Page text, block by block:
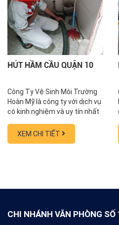
HÚT HẦM CẦU QUẬN 10
Công Ty Vệ Sinh Môi Trường
Hoàn Mỹ là công ty với dịch vụ
có kinh nghiệm và uy tín nhất
cầu, thông cống nghẹt, thông
tắc bồn cầu, sửa nhà vệ sinh
khách hàng hộ dân, nhà hàng,
XEM CHI TIẾT
CHI NHÁNH VĂN PHÒNG SỐ